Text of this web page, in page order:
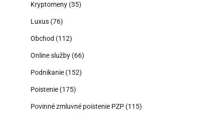
Kryptomeny (35)
Luxus (76)
Obchod (112)
Online služby (66)
Podnikanie (152)
Poistenie (175)
Povinné zmluvné poistenie PZP (115)